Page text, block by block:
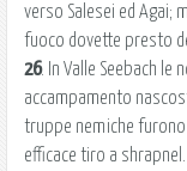
verso Salesei ed Agai;
fuoco dovette presto
26. In Valle Seebach
accampamento
truppe nemiche
efficace tiro a shrapnel.